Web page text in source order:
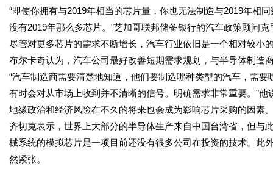
“即使你拥有与2019年相当的芯片量，你也无法制造与2019年相
没有2019年那么多芯片。”芝加哥联邦储备银行的汽车政策顾问
尽管对更多芯片的需求不断增长，汽车行业依旧是一个相对较小
布尔卡奇认为，汽车公司最好改善短期需求规划，与半导体制造
“汽车制造商需要清楚地知道，他们要制造哪种类型的汽车，需
有时会对从市场上收到并不清晰的信号。明确需求非常重要。”他
地缘政治和经济风险在不久的将来也会成为影响芯片采购的因素
齐切克表示，世界上大部分的半导体生产来自中国台湾省，但与
械系统的模拟芯片是一项目前还没有很多公司在投资的技术。此
然紧张。